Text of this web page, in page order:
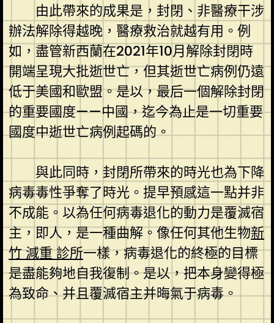
由此帶來的成果是，封閉、非醫療干涉
辦法解除得越晚，醫療救治就越有用。例
如，盡管新西蘭在2021年10月解除封閉時
開端呈現大批逝世亡，但其逝世亡病例仍遠
低于美國和歐盟。是以，最后一個解除封閉
的重要國度——中國，迄今為止是一切重要
國度中逝世亡病例起碼的。
與此同時，封閉所帶來的時光也為下降
病毒毒性爭奪了時光。提早預感這一點并非
不成能。以為任何病毒退化的動力是覆滅宿
主，即人，是一種曲解。像任何其他生物新
竹 減重 診所一樣，病毒退化的終極的目標
是盡能夠地自我復制。是以，把本身變得極
為致命、并且覆滅宿主并晦氣于病毒。